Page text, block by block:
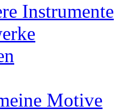
Instrumente
Motive